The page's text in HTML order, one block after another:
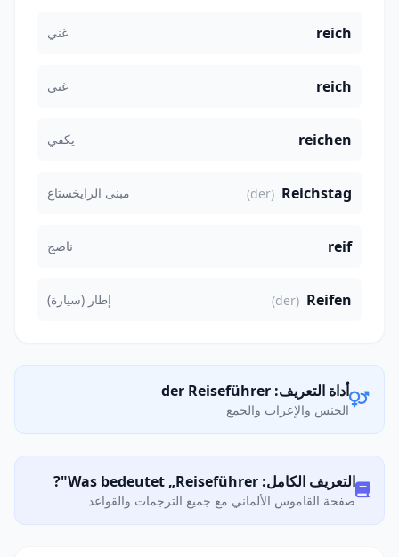
reich غني
reich غني
reichen يكفي
Reichstag
(der) مبنى الرايخستاغ
reif ناضج
Reifen
(der) إطار (سيارة)
أداة التعريف: der Reiseführer
الجنس والإعراب والجمع
التعريف الكامل: Was bedeutet „Reiseführer"?
صفحة القاموس الألماني مع جميع الترجمات والقواعد